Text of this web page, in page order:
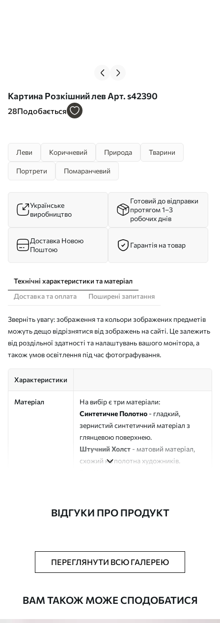
Картина Розкішний лев Арт. s42390
28Подобається
Леви Коричневий Природа Тварини
Портрети Помаранчевий
Українське
виробництво
Готовий до відправки
протягом 1–3
робочих днів
Доставка Новою
Поштою
Гарантія на товар
Технічні характеристики та матеріал
Доставка та оплата
Поширені запитання
Зверніть увагу: зображення та кольори зображених предметів
можуть дещо відрізнятися від зображень на сайті. Це залежить
від роздільної здатності та налаштувань вашого монітора, а
також умов освітлення під час фотографування.
Характеристики
Матеріал
На вибір є три матеріали:
Синтетичне Полотно - гладкий,
зернистий синтетичний матеріал з
глянцевою поверхнею.
Штучний Холст - матовий матеріал,
схожий на полотна художників.
Додатково Можна додати лакове покриття.
ВІДГУКИ ПРО ПРОДУКТ
ПЕРЕГЛЯНУТИ ВСЮ ГАЛЕРЕЮ
ВАМ ТАКОЖ МОЖЕ СПОДОБАТИСЯ